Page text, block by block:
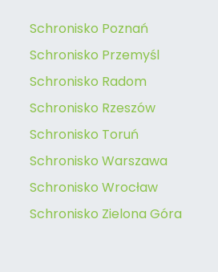
Schronisko Poznań
Schronisko Przemyśl
Schronisko Radom
Schronisko Rzeszów
Schronisko Toruń
Schronisko Warszawa
Schronisko Wrocław
Schronisko Zielona Góra